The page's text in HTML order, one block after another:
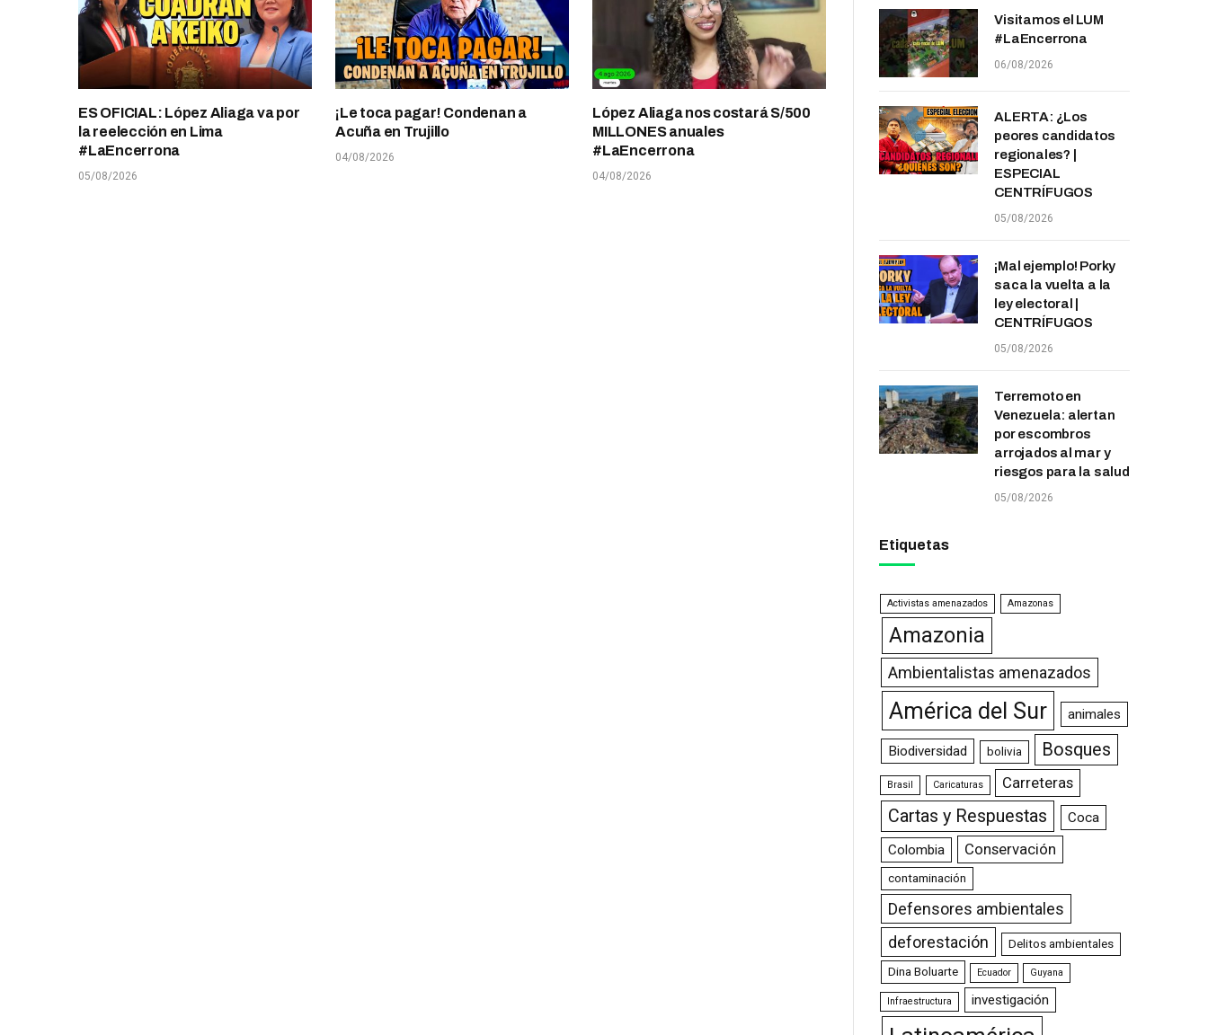
ES OFICIAL: López Aliaga va por
la reelección en Lima
#LaEncerrona
05/08/2026
¡Le toca pagar! Condenan a
Acuña en Trujillo
04/08/2026
López Aliaga nos costará S/500
MILLONES anuales
#LaEncerrona
04/08/2026
Visitamos el LUM
#LaEncerrona
06/08/2026
ALERTA: ¿Los
peores candidatos
regionales? |
ESPECIAL
CENTRÍFUGOS
05/08/2026
¡Mal ejemplo! Porky
saca la vuelta a la
ley electoral |
CENTRÍFUGOS
05/08/2026
Terremoto en
Venezuela: alertan
por escombros
arrojados al mar y
riesgos para la salud
05/08/2026
Etiquetas
Activistas amenazados Amazonas
Amazonia
Ambientalistas amenazados
América del Sur animales
Biodiversidad bolivia Bosques
Brasil Caricaturas Carreteras
Cartas y Respuestas
Coca
Colombia
Conservación
contaminación
Defensores ambientales
deforestación
Delitos ambientales
Dina Boluarte Ecuador Guyana
Infraestructura investigación